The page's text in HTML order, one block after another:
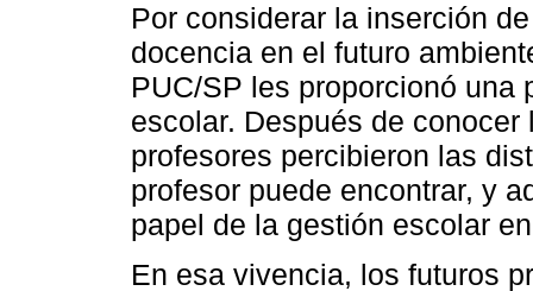
Por considerar la inserción
docencia en el futuro
PUC/SP les proporcionó una
escolar. Después de
profesores percibieron las
profesor puede encontrar, y
papel de la gestión escolar
En esa vivencia, los futuros